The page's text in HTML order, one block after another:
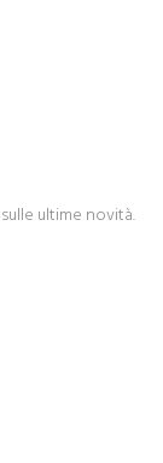
ultime novità.